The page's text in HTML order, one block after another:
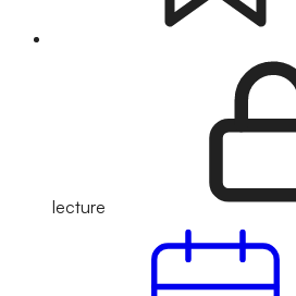
lecture